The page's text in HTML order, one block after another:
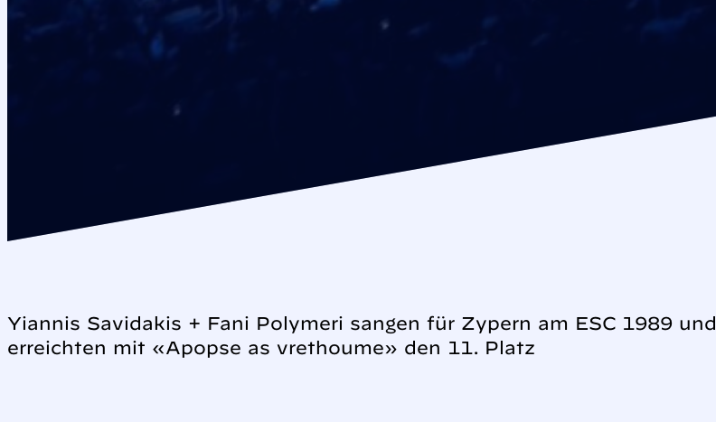
Yiannis Savidakis + Fani Polymeri sangen für Zypern am ESC 1989 und
erreichten mit «Apopse as vrethoume» den 11. Platz